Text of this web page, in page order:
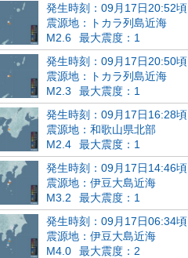
発生時刻：09月17日20:52頃
震源地：トカラ列島近海
M2.6
最大震度：1
発生時刻：09月17日20:50頃
震源地：トカラ列島近海
M2.3
最大震度：1
発生時刻：09月17日16:28頃
震源地：和歌山県北部
M2.4
最大震度：1
発生時刻：09月17日14:46頃
震源地：伊豆大島近海
M3.2
最大震度：1
発生時刻：09月17日06:34頃
震源地：伊豆大島近海
M4.0
最大震度：2